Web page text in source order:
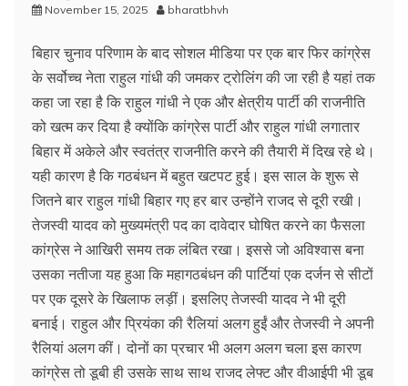
November 15, 2025 bharatbhvh
बिहार चुनाव परिणाम के बाद सोशल मीडिया पर एक बार फिर कांग्रेस
के सर्वोच्च नेता राहुल गांधी की जमकर ट्रोलिंग की जा रही है यहां तक
कहा जा रहा है कि राहुल गांधी ने एक और क्षेत्रीय पार्टी की राजनीति
को खत्म कर दिया है क्योंकि कांग्रेस पार्टी और राहुल गांधी लगातार
बिहार में अकेले और स्वतंत्र राजनीति करने की तैयारी में दिख रहे थे।
यही कारण है कि गठबंधन में बहुत खटपट हुई। इस साल के शुरू से
जितने बार राहुल गांधी बिहार गए हर बार उन्होंने राजद से दूरी रखी।
तेजस्वी यादव को मुख्यमंत्री पद का दावेदार घोषित करने का फैसला
कांग्रेस ने आखिरी समय तक लंबित रखा। इससे जो अविश्वास बना
उसका नतीजा यह हुआ कि महागठबंधन की पार्टियां एक दर्जन से सीटों
पर एक दूसरे के खिलाफ लड़ीं। इसलिए तेजस्वी यादव ने भी दूरी
बनाई। राहुल और प्रियंका की रैलियां अलग हुईं और तेजस्वी ने अपनी
रैलियां अलग कीं। दोनों का प्रचार भी अलग अलग चला इस कारण
कांग्रेस तो डूबी ही उसके साथ साथ राजद लेफ्ट और वीआईपी भी डूब